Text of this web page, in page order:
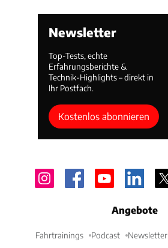
Newsletter
Top-Tests, echte
Erfahrungsberichte &
Technik-Highlights – direkt in
Ihr Postfach.
Kostenlos abonnieren
Angebote
Fahrtrainings Podcast Newsletter